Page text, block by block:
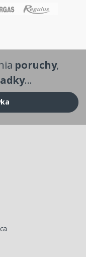
poruchy,
...